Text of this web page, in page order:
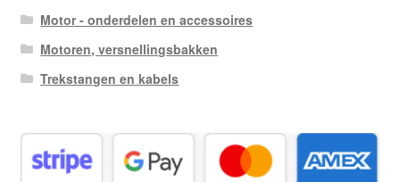
Motor - onderdelen en accessoires
Motoren, versnellingsbakken
Trekstangen en kabels